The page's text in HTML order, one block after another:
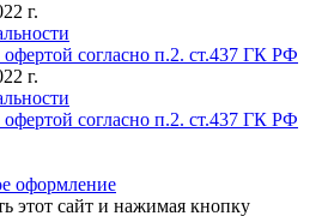
г.
согласно п.2. ст.437 ГК РФ
г.
согласно п.2. ст.437 ГК РФ
оформление
этот сайт и нажимая кнопку